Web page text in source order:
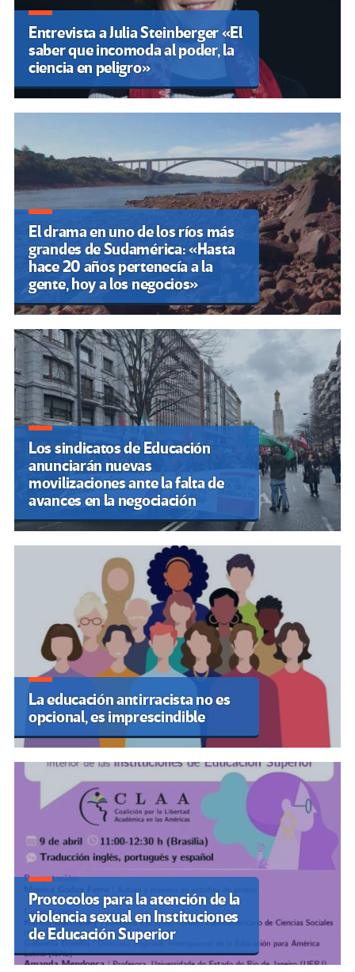
Entrevista a Julia Steinberger «El
saber que incomoda al poder, la
ciencia en peligro»
El drama en uno de los ríos más
grandes de Sudamérica: «Hasta
hace 20 años pertenecía a la
gente, hoy a los negocios»
Los sindicatos de Educación
anunciarán nuevas
movilizaciones ante la falta de
avances en la negociación
La educación antirracista no es
opcional, es imprescindible
Protocolos para la atención de la
violencia sexual en Instituciones
de Educación Superior